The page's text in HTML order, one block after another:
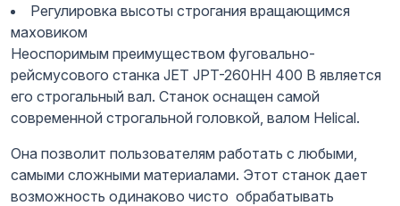
Регулировка высоты строгания вращающимся
маховиком
Неоспоримым преимуществом фуговально-
рейсмусового станка JET JPT-260HH 400 В является
его строгальный вал. Станок оснащен самой
современной строгальной головкой, валом Helical.
Она позволит пользователям работать с любыми,
самыми сложными материалами. Этот станок дает
возможность одинаково чисто обрабатывать